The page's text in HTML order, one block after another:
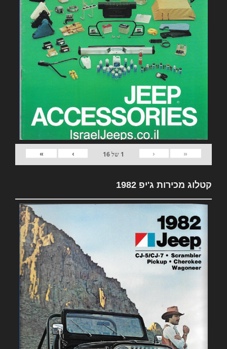
«
‹
1 של16
›
»
קטלוג מכירות ג'יפ 1982